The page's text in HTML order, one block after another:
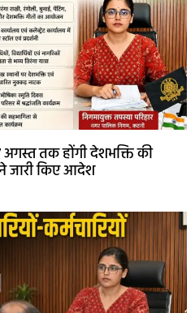
अगस्त तक होंगी देशभक्ति की
ने जारी किए आदेश